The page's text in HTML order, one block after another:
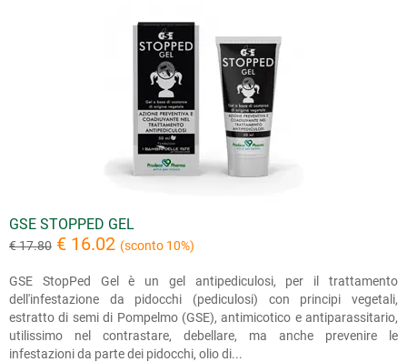
GSE STOPPED GEL
€ 17.80 € 16.02 (sconto 10%)
GSE StopPed Gel è un gel antipediculosi, per il trattamento
dell'infestazione da pidocchi (pediculosi) con principi vegetali,
estratto di semi di Pompelmo (GSE), antimicotico e antiparassitario,
utilissimo nel contrastare, debellare, ma anche prevenire le
infestazioni da parte dei pidocchi, olio di...